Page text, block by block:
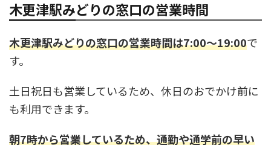
木更津駅みどりの窓口の営業時間
木更津駅みどりの窓口の営業時間は7:00～19:00で
す。
土日祝日も営業しているため、休日のおでかけ前に
も利用できます。
朝7時から営業しているため、通勤や通学前の早い